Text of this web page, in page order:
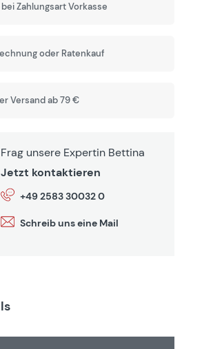
Zahlungsart Vorkasse
oder Ratenkauf
Versand ab 79 €
Frag unsere Expertin Bettina
Jetzt kontaktieren
+49 2583 30032 0
Schreib uns eine Mail